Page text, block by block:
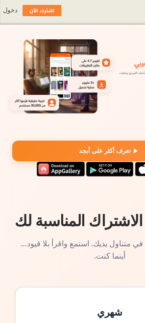
تعرف أكثر على أبجد
المناسبة لك
متناول يديك. استمع واقرأ بلا قيود…
أينما كنت.
شهري
اشترك الآن دخول